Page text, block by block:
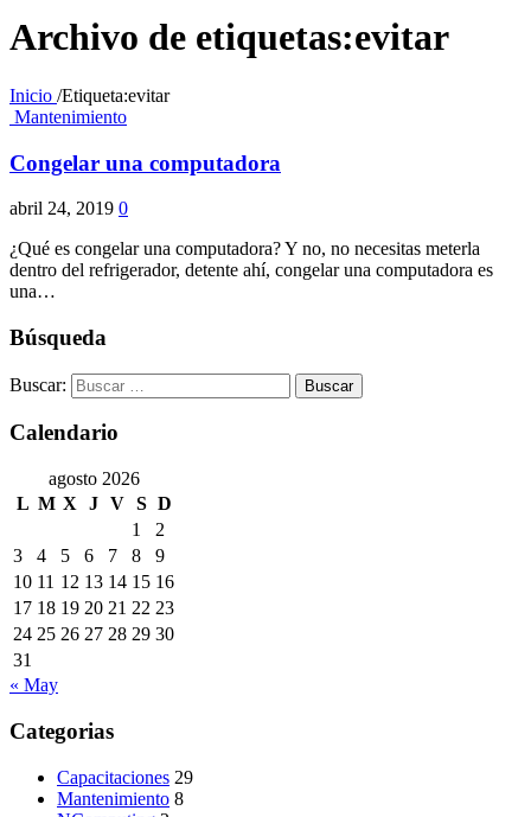
Archivo de etiquetas:evitar
Inicio /Etiqueta:evitar
Mantenimiento
Congelar una computadora
abril 24, 2019 0
¿Qué es congelar una computadora? Y no, no necesitas meterla
dentro del refrigerador, detente ahí, congelar una computadora es
una…
Búsqueda
Buscar:
Calendario
agosto 2026
L M X J V S D
1
2
3
4 5 6 7 8
9
10 11 12 13 14 15 16
17 18 19 20 21 22 23
24 25 26 27 28 29 30
31
« May
Categorias
Capacitaciones 29
Mantenimiento 8